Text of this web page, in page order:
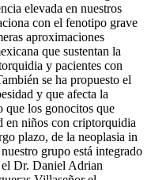
elevada en nuestros
con el fenotipo grave
aproximaciones
que sustentan la
y pacientes con
se ha propuesto el
y que afecta la
que los gonocitos que
en niños con criptorquidia
plazo, de la neoplasia in
grupo está integrado
el Dr. Daniel Adrian